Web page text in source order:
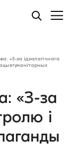
«З-за ідэалагічнага
«З-за
і